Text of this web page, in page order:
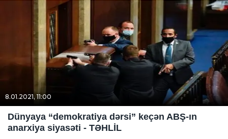
8.01.2021, 11:00
Dünyaya “demokratiya dərsi” keçən ABŞ-ın
anarxiya siyasəti - TƏHLİL